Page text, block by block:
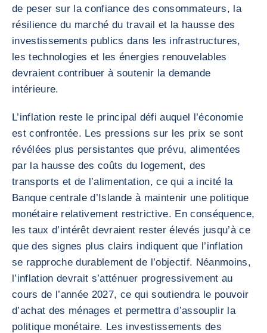
de peser sur la confiance des consommateurs, la
résilience du marché du travail et la hausse des
investissements publics dans les infrastructures,
les technologies et les énergies renouvelables
devraient contribuer à soutenir la demande
intérieure.
L’inflation reste le principal défi auquel l’économie
est confrontée. Les pressions sur les prix se sont
révélées plus persistantes que prévu, alimentées
par la hausse des coûts du logement, des
transports et de l’alimentation, ce qui a incité la
Banque centrale d’Islande à maintenir une politique
monétaire relativement restrictive. En conséquence,
les taux d’intérêt devraient rester élevés jusqu’à ce
que des signes plus clairs indiquent que l’inflation
se rapproche durablement de l’objectif. Néanmoins,
l’inflation devrait s’atténuer progressivement au
cours de l’année 2027, ce qui soutiendra le pouvoir
d’achat des ménages et permettra d’assouplir la
politique monétaire. Les investissements des